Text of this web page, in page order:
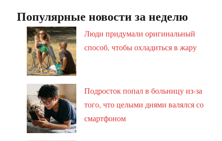
Популярные новости за неделю
Люди придумали оригинальный
способ, чтобы охладиться в жару
Подросток попал в больницу из-за
того, что целыми днями валялся со
смартфоном